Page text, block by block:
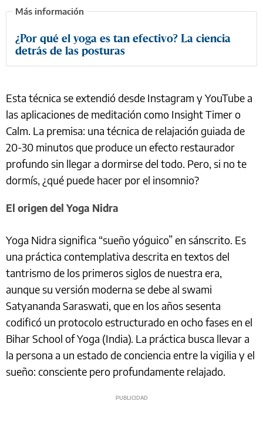
¿Por qué el yoga es tan efectivo? La ciencia
detrás de las posturas
Esta técnica se extendió desde Instagram y YouTube a
las aplicaciones de meditación como Insight Timer o
Calm. La premisa: una técnica de relajación guiada de
20-30 minutos que produce un efecto restaurador
profundo sin llegar a dormirse del todo. Pero, si no te
dormís, ¿qué puede hacer por el insomnio?
El origen del Yoga Nidra
Yoga Nidra significa “sueño yóguico” en sánscrito. Es
una práctica contemplativa descrita en textos del
tantrismo de los primeros siglos de nuestra era,
aunque su versión moderna se debe al swami
Satyananda Saraswati, que en los años sesenta
codificó un protocolo estructurado en ocho fases en el
Bihar School of Yoga (India). La práctica busca llevar a
la persona a un estado de conciencia entre la vigilia y el
sueño: consciente pero profundamente relajado.